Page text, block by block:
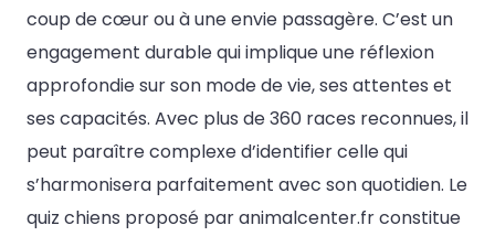
coup de cœur ou à une envie passagère. C’est un
engagement durable qui implique une réflexion
approfondie sur son mode de vie, ses attentes et
ses capacités. Avec plus de 360 races reconnues, il
peut paraître complexe d’identifier celle qui
s’harmonisera parfaitement avec son quotidien. Le
quiz chiens proposé par animalcenter.fr constitue